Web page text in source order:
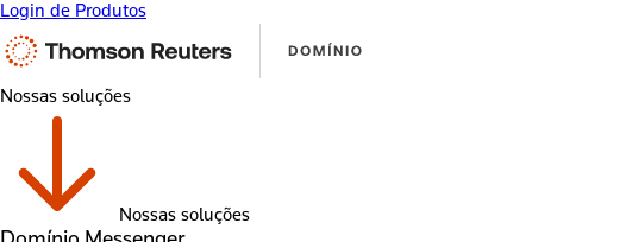
Login de Produtos
Nossas soluções
Nossas soluções